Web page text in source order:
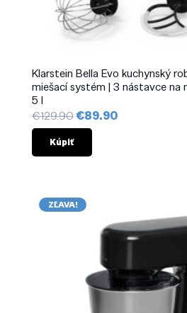
Klarstein Bella Evo kuchynský
miešací systém | 3 nástavce na
5 l
€129.90 Pôvodná
cena
€129.90.
€89.90Aktuálna
Kúpiť
ZĽAVA!